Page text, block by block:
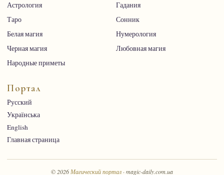
Астрология
Гадания
Таро
Сонник
Белая магия
Нумерология
Черная магия
Любовная магия
Народные приметы
Портал
Русский
Українська
English
Главная страница
© 2026 Магический портал · magic-daily.com.ua